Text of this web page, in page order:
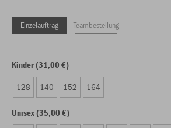
Einzelauftrag Teambestellung
Kinder (31,00 €)
128 140 152 164
Unisex (35,00 €)